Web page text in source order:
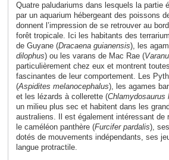
Quatre paludariums dans lesquels la partie
par un aquarium hébergeant des poissons
donnent l’impression de se retrouver au
forêt tropicale. Ici les habitants des
de Guyane (Dracaena guianensis), les
dilophus) ou les varans de Mac Rae (
particulièrement chez eux et montrent
fascinantes de leur comportement. Les
(Aspidites melanocephalus), les agames
et les lézards à collerette (Chlamydosaurus
un milieu plus sec et habitent dans les
australiens. Il est également intéressant de
le caméléon panthère (Furcifer pardalis),
dotés de mouvements indépendants, ses
langue protractile.